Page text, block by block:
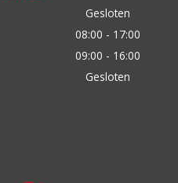
Gesloten
08:00 - 17:00
09:00 - 16:00
Gesloten